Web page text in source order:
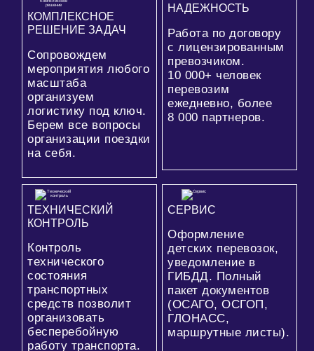
КОМПЛЕКСНОЕ
РЕШЕНИЕ ЗАДАЧ
Сопровождем
мероприятия любого
масштаба
организуем
логистику под ключ.
Берем все вопросы
организации поездки
на себя.
НАДЕЖНОСТЬ
Работа по договору
с лицензированным
превозчиком.
10 000+ человек
перевозим
ежедневно, более
8 000 партнеров.
ТЕХНИЧЕСКИЙ
КОНТРОЛЬ
Контроль
технического
состояния
транспортных
средств позволит
организовать
бесперебойную
работу транспорта.
СЕРВИС
Оформление
детских перевозок,
уведомление в
ГИБДД. Полный
пакет документов
(ОСАГО, ОСГОП,
ГЛОНАСС,
маршрутные листы).